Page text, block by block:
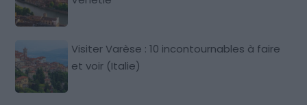
Visiter Varèse : 10 incontournables à faire
et voir (Italie)